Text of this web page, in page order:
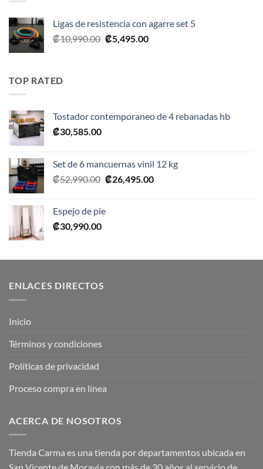
Ligas de resistencia con agarre set 5
₡10,990.00 El
₡5,495.00El
TOP RATED
Tostador contemporaneo de 4 rebanadas hb
₡30,585.00
Set de 6 mancuernas vinil 12 kg
₡52,990.00 El
era:
₡26,495.00El
Espejo de pie
₡30,990.00
ENLACES DIRECTOS
Inicio
Términos y condiciones
Políticas de privacidad
Proceso compra en línea
ACERCA DE NOSOTROS
Tienda Carma es una tienda por departamentos ubicada en